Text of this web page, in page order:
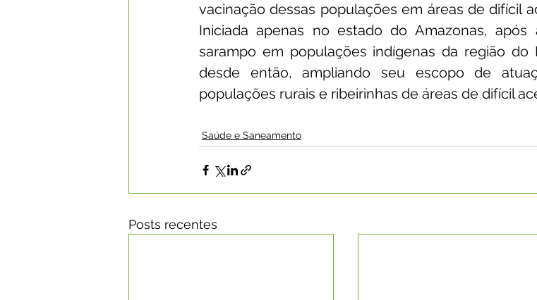
vacinação dessas populações em áreas de difícil
Iniciada apenas no estado do Amazonas,
sarampo em populações indígenas da região do
desde então, ampliando seu escopo de
populações rurais e ribeirinhas de áreas de difícil
Saúde e Saneamento
Posts recentes